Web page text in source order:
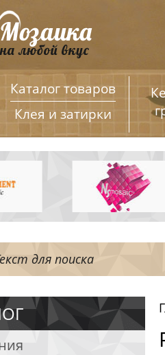
Каталог товаров
Клея и затирки